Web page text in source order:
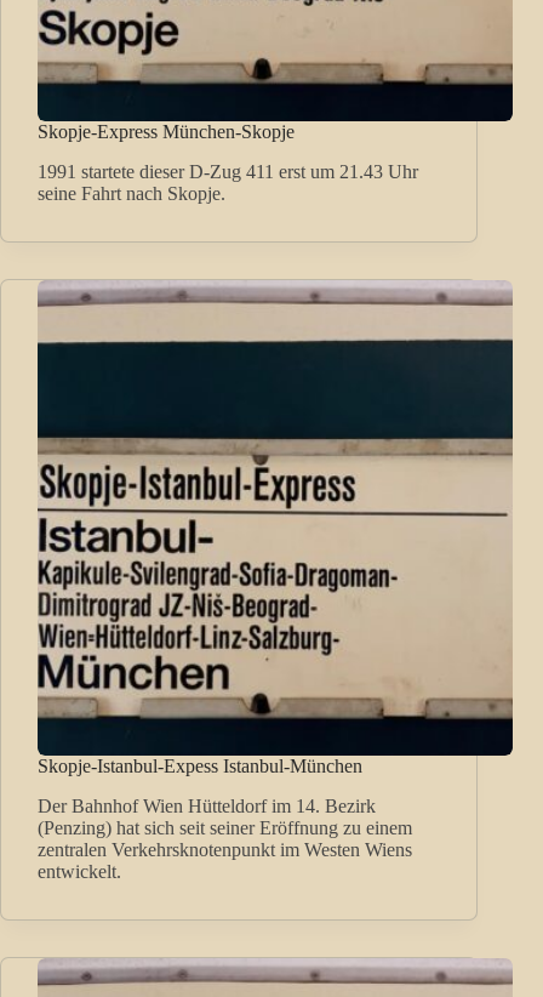
Skopje-Express München-Skopje
1991 startete dieser D-Zug 411 erst um 21.43 Uhr
seine Fahrt nach Skopje.
Skopje-Istanbul-Expess Istanbul-München
Der Bahnhof Wien Hütteldorf im 14. Bezirk
(Penzing) hat sich seit seiner Eröffnung zu einem
zentralen Verkehrsknotenpunkt im Westen Wiens
entwickelt.